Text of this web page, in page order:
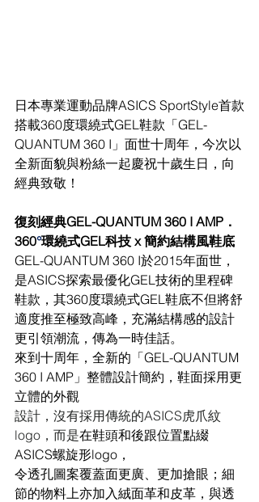
日本專業運動品牌ASICS SportStyle首款
搭載360度環繞式GEL鞋款「GEL-
QUANTUM 360 I」面世十周年，今次以
全新面貌與粉絲一起慶祝十歲生日，向
經典致敬！
復刻經典GEL-QUANTUM 360 I AMP．
360°環繞式GEL科技 x 簡約結構風鞋底
GEL-QUANTUM 360 I於2015年面世，
是ASICS探索最優化GEL技術的里程碑
鞋款，其360度環繞式GEL鞋底不但將舒
適度推至極致高峰，充滿結構感的設計
更引領潮流，傳為一時佳話。
來到十周年，全新的「GEL-QUANTUM
360 I AMP」整體設計簡約，鞋面採用更
立體的外觀
設計，沒有採用傳統的ASICS虎爪紋
logo，而是在鞋頭和後跟位置點綴
ASICS螺旋形logo，
令透孔圖案覆蓋面更廣、更加搶眼；細
節的物料上亦加入絨面革和皮革，與透